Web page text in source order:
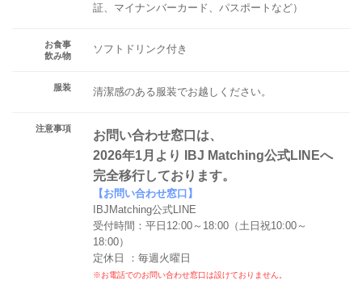
証、マイナンバーカード、パスポートなど）
お食事
飲み物
ソフトドリンク付き
服装 清潔感のある服装でお越しください。
注意事項
お問い合わせ窓口は、
2026年1月より IBJ Matching公式LINEへ
完全移行しております。
【お問い合わせ窓口】
IBJMatching公式LINE
受付時間：平日12:00～18:00（土日祝10:00～
18:00）
定休日 ：毎週火曜日
※お電話でのお問い合わせ窓口は設けておりません。